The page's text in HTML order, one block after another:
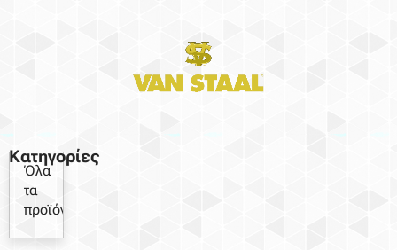
Κατηγορίες
Όλα
τα
προϊόντα